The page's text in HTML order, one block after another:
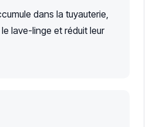
dans la tuyauterie,
lave-linge et réduit leur